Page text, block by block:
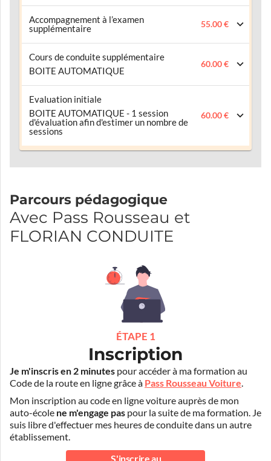
Accompagnement à l’examen
supplémentaire
55.00 €
Cours de conduite supplémentaire
BOITE AUTOMATIQUE
60.00 €
Evaluation initiale
BOITE AUTOMATIQUE - 1 session
d'évaluation afin d'estimer un nombre de
sessions
60.00 €
Parcours pédagogique
Avec Pass Rousseau et
FLORIAN CONDUITE
ÉTAPE 1
Inscription
Je m'inscris en 2 minutes pour accéder à ma formation au
Code de la route en ligne grâce à Pass Rousseau Voiture.
Mon inscription au code en ligne voiture auprès de mon
auto-école ne m'engage pas pour la suite de ma formation. Je
suis libre d'effectuer mes heures de conduite dans un autre
établissement.
S'inscrire au